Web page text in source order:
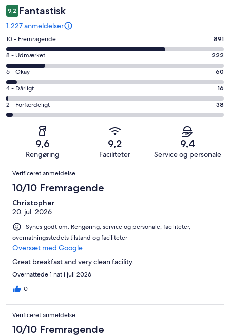
9,2 Fantastisk
1.227 anmeldelser
Bedømmelse
på
10
−
Fremragende.
891
af
i
anmeldelser
10 - Fremragende 891
Bedømmelse
på
8
−
Udmærket.
222
8 - Udmærket 222
Bedømmelse
på
6
−
Okay.
1227
6 - Okay 60
Bedømmelse
på
4
alt
1227
4 - Dårligt 16
Bedømmelse
på
Forfærdeligt.
af
alt
1227
anmeldelser
2 - Forfærdeligt 38
9,6
Rengøring
9,2
Faciliteter
9,4
Service og personale
Anmeldelser
Verificeret anmeldelse
10/10 Fremragende
Christopher
20. jul. 2026
Synes godt om: Rengøring, service og personale, faciliteter,
overnatningsstedets tilstand og faciliteter
Oversæt med Google
Great breakfast and very clean facility.
Overnattede 1 nat i juli 2026
0
Verificeret anmeldelse
10/10 Fremragende